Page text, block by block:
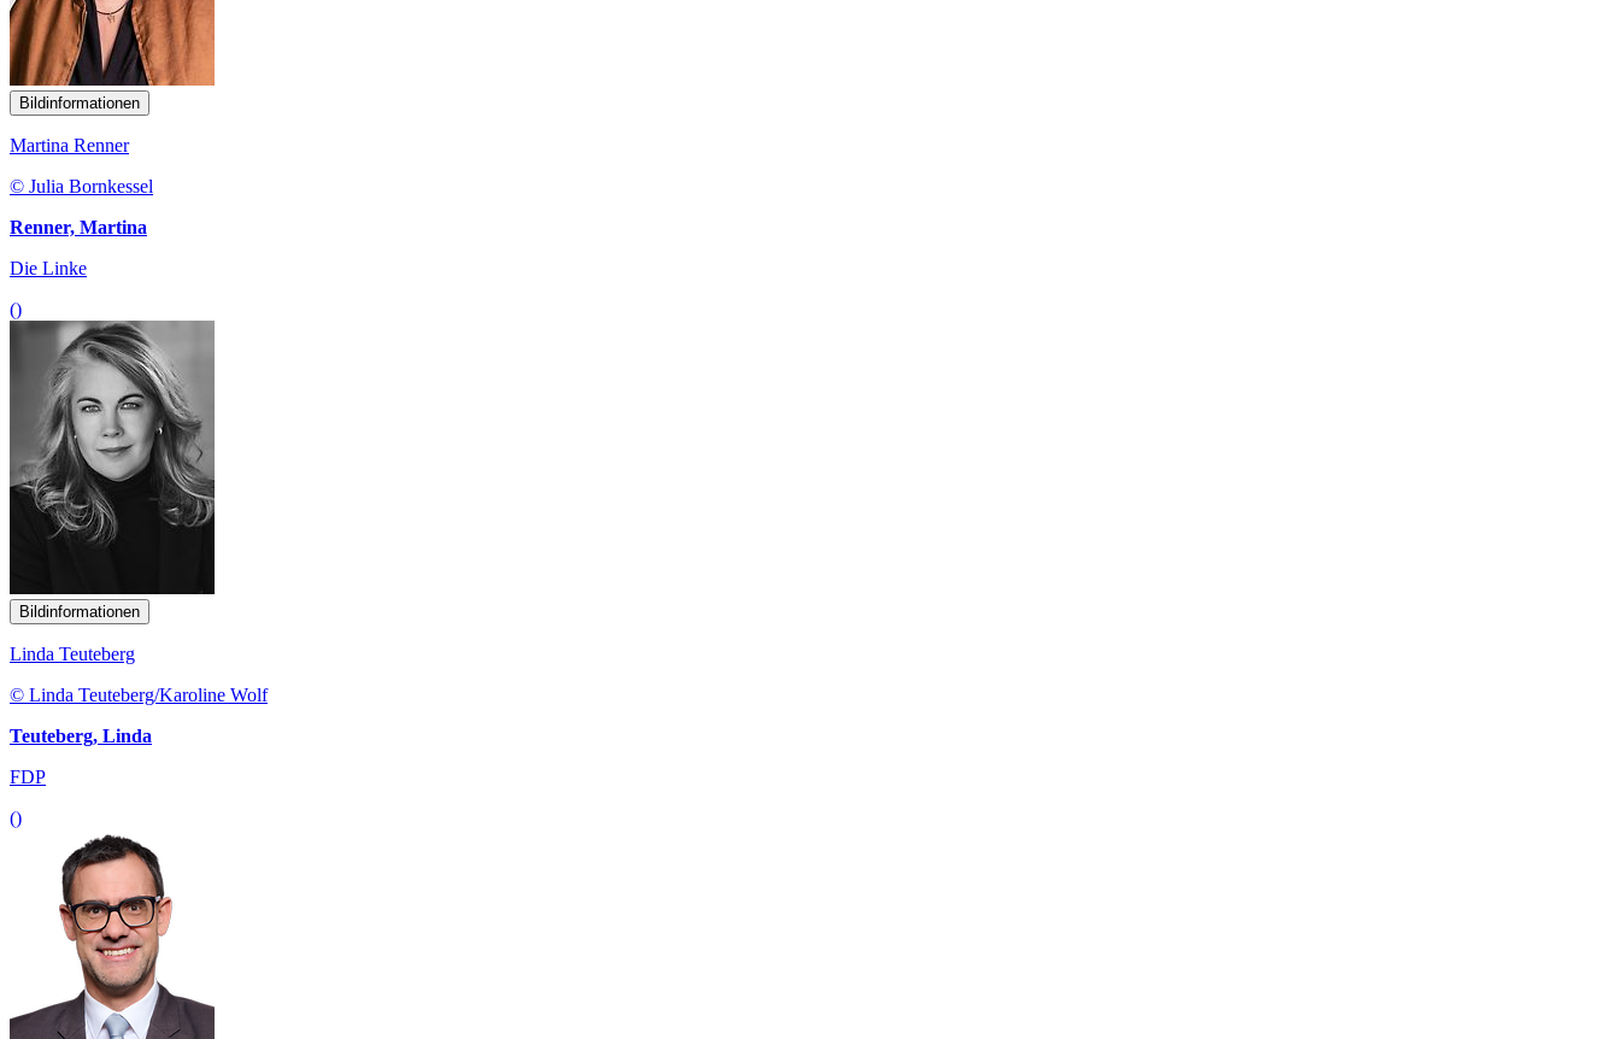
Bildinformationen
Martina Renner
© Julia Bornkessel
Renner, Martina
Die Linke
()
Bildinformationen
Linda Teuteberg
© Linda Teuteberg/Karoline Wolf
Teuteberg, Linda
FDP
()